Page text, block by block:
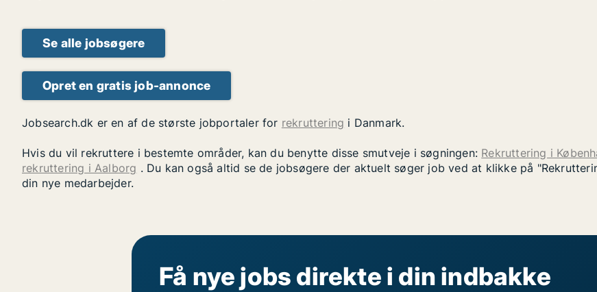
Se alle jobsøgere
Opret en gratis job-annonce
Jobsearch.dk er en af de største jobportaler for rekruttering i Danmark.
Hvis du vil rekruttere i bestemte områder, kan du benytte disse smutveje i søgningen: Rekruttering i
rekruttering i Aalborg . Du kan også altid se de jobsøgere der aktuelt søger job ved at klikke på
din nye medarbejder.
Få nye jobs direkte i din indbakke